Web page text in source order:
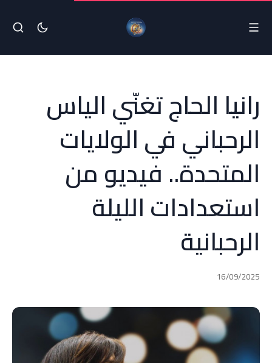
رانيا الحاج تغنّي الياس
الرحباني في الولايات
المتحدة.. فيديو من
استعدادات الليلة
الرحبانية
16/09/2025